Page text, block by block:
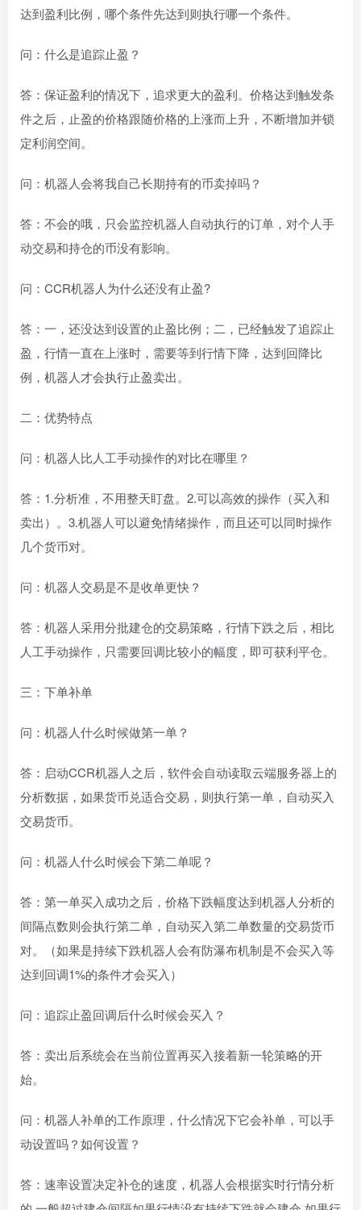
达到盈利比例，哪个条件先达到则执行哪一个条件。
问：什么是追踪止盈？
答：保证盈利的情况下，追求更大的盈利。价格达到触发条
件之后，止盈的价格跟随价格的上涨而上升，不断增加并锁
定利润空间。
问：机器人会将我自己长期持有的币卖掉吗？
答：不会的哦，只会监控机器人自动执行的订单，对个人手
动交易和持仓的币没有影响。
问：CCR机器人为什么还没有止盈?
答：一，还没达到设置的止盈比例；二，已经触发了追踪止
盈，行情一直在上涨时，需要等到行情下降，达到回降比
例，机器人才会执行止盈卖出。
二：优势特点
问：机器人比人工手动操作的对比在哪里？
答：1.分析准，不用整天盯盘。2.可以高效的操作（买入和
卖出）。3.机器人可以避免情绪操作，而且还可以同时操作
几个货币对。
问：机器人交易是不是收单更快？
答：机器人采用分批建仓的交易策略，行情下跌之后，相比
人工手动操作，只需要回调比较小的幅度，即可获利平仓。
三：下单补单
问：机器人什么时候做第一单？
答：启动CCR机器人之后，软件会自动读取云端服务器上的
分析数据，如果货币兑适合交易，则执行第一单，自动买入
交易货币。
问：机器人什么时候会下第二单呢？
答：第一单买入成功之后，价格下跌幅度达到机器人分析的
间隔点数则会执行第二单，自动买入第二单数量的交易货币
对。（如果是持续下跌机器人会有防瀑布机制是不会买入等
达到回调1%的条件才会买入）
问：追踪止盈回调后什么时候会买入？
答：卖出后系统会在当前位置再买入接着新一轮策略的开
始。
问：机器人补单的工作原理，什么情况下它会补单，可以手
动设置吗？如何设置？
答：速率设置决定补仓的速度，机器人会根据实时行情分析